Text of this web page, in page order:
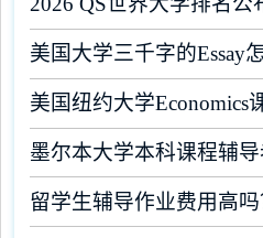
美国纽约大学Economics
墨尔本大学本科课程辅
留学生辅导作业费用高吗